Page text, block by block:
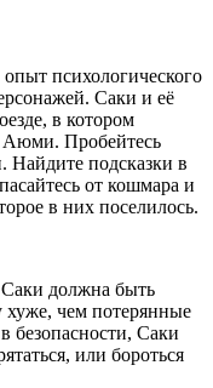
психологического
Саки и её
в котором
Аюми. Пробейтесь
Найдите подсказки в
от кошмара и
в них поселилось.
Саки должна быть
хуже, чем потерянные
безопасности, Саки
или бороться